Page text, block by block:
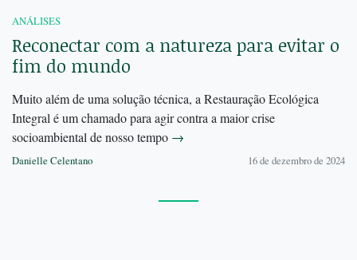
ANÁLISES
Reconectar com a natureza para evitar o
fim do mundo
Muito além de uma solução técnica, a Restauração Ecológica
Integral é um chamado para agir contra a maior crise
socioambiental de nosso tempo →
Danielle Celentano 16 de dezembro de 2024